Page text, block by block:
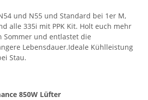
und N55 und Standard bei 1er M,
alle 335i mit PPK Kit. Holt euch mehr
Sommer und entlastet die
Lebensdauer.Ideale Kühlleistung
Stau.
850W Lüfter